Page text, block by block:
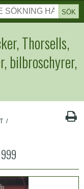
SÖK
Thorsells,
bilbroschyrer,
/